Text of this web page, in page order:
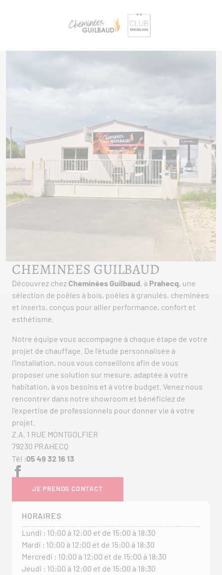
CHEMINEES GUILBAUD
Découvrez chez Cheminées Guilbaud, à Prahecq, une
sélection de poêles à bois, poêles à granulés, cheminées
et inserts, conçus pour allier performance, confort et
esthétisme.
Notre équipe vous accompagne à chaque étape de votre
projet de chauffage. De l’étude personnalisée à
l’installation, nous vous conseillons afin de vous
proposer une solution sur mesure, adaptée à votre
habitation, à vos besoins et à votre budget. Venez nous
rencontrer dans notre showroom et bénéficiez de
l’expertise de professionnels pour donner vie à votre
projet.
Z.A. 1 RUE MONTGOLFIER
79230 PRAHECQ
Tél :05 49 32 16 13
JE PRENDS CONTACT
HORAIRES
Lundi : 10:00 à 12:00 et de 15:00 à 18:30
Mardi : 10:00 à 12:00 et de 15:00 à 18:30
Mercredi : 10:00 à 12:00 et de 15:00 à 18:30
Jeudi : 10:00 à 12:00 et de 15:00 à 18:30